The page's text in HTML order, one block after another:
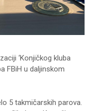
‘Konjičkog kluba
FBiH u daljinskom
5 takmičarskih parova.